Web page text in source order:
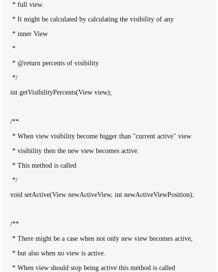
* full view.
* It might be calculated by calculating the visibility of any
* inner View
*
* @return percents of visibility
*/
int getVisibilityPercents(View view);
/**
* When view visibility become bigger than "current active" view
* visibility then the new view becomes active.
* This method is called
*/
void setActive(View newActiveView, int newActiveViewPosition);
/**
* There might be a case when not only new view becomes active,
* but also when no view is active.
* When view should stop being active this method is called